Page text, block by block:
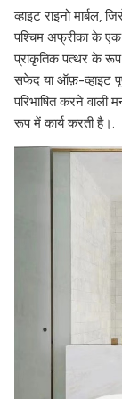
व्हाइट राइनो मार्बल,
पश्चिम अफ्रीका के
प्राकृतिक पत्थर के
सफेद या ऑफ़-व्हाइट
परिभाषित करने
रूप में कार्य करती है।.